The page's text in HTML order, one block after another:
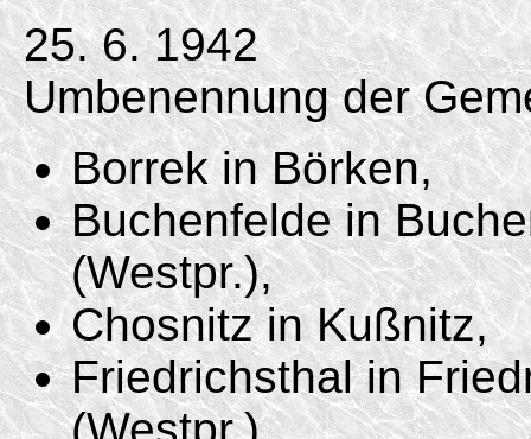
25. 6. 1942
Umbenennung der
Borrek in Börken,
Buchenfelde in
(Westpr.),
Chosnitz in Kußnitz,
Friedrichsthal in
(Westpr.),